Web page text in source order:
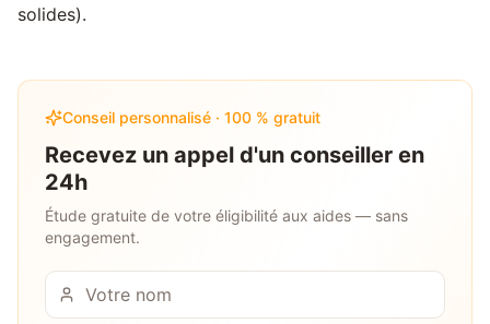
solides).
Conseil personnalisé · 100 % gratuit
Recevez un appel d'un conseiller en
24h
Étude gratuite de votre éligibilité aux aides — sans
engagement.